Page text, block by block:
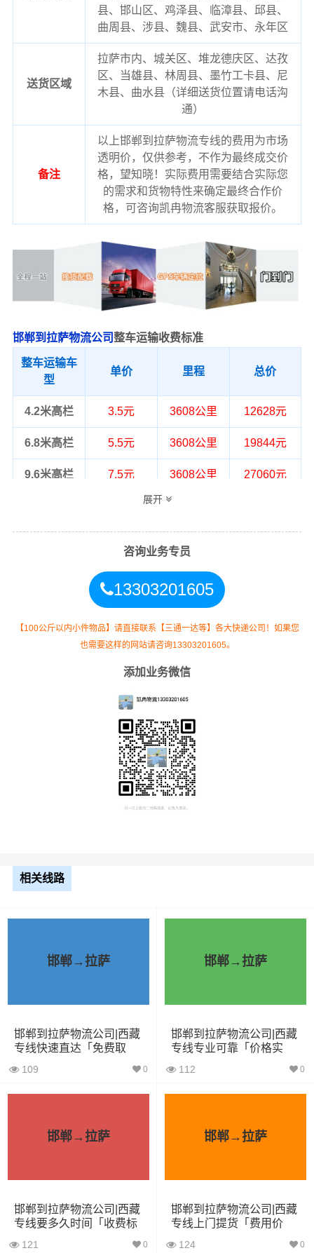
县、邯山区、鸡泽县、临漳县、邱县、
曲周县、涉县、魏县、武安市、永年区
送货区域
拉萨市内、城关区、堆龙德庆区、达孜
区、当雄县、林周县、墨竹工卡县、尼
木县、曲水县（详细送货位置请电话沟
通）
备注
以上邯郸到拉萨物流专线的费用为市场
透明价，仅供参考，不作为最终成交价
格，望知晓！实际费用需要结合实际您
的需求和货物特性来确定最终合作价
格，可咨询凯冉物流客服获取报价。
邯郸到拉萨物流公司整车运输收费标准
整车运输车
型
单价 里程 总价
4.2米高栏 3.5元 3608公里 12628元
6.8米高栏 5.5元 3608公里 19844元
9.6米高栏 7.5元 3608公里 27060元
3608公里
整车运输价格计算方式通常是按单价×公
里，以上报价为市场透明价，仅供参
考，不作为最终成交价格，望知晓！
车型
5.2米货车 31立方 8吨 5.2×2.4×2.6
6.8米货车 40立方 10吨 6.8×2.4×2.8
7.6米货车 48立方 16吨 7.6×2.4×2.8
13米货车 80立方 13×2.4×2.8
其他货主物流经验分享
已发过 邯郸到拉萨物流运输 的货主告诉大家如果你选择了
展开
咨询业务专员
13303201605
【100公斤以内小件物品】请直接联系【三通一达等】各大快递公司！如果您
也需要这样的网站请咨询13303201605。
添加业务微信
相关线路
邯郸→拉萨
邯郸到拉萨物流公司|西藏
专线快速直达「免费取
109 0
邯郸→拉萨
邯郸到拉萨物流公司|西藏
专线专业可靠「价格实
112 0
邯郸→拉萨
邯郸到拉萨物流公司|西藏
专线要多久时间「收费标
121 0
邯郸→拉萨
邯郸到拉萨物流公司|西藏
专线上门提货「费用价
124 0